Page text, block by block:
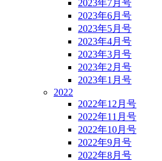
2023年7月号
2023年6月号
2023年5月号
2023年4月号
2023年3月号
2023年2月号
2023年1月号
2022
2022年12月号
2022年11月号
2022年10月号
2022年9月号
2022年8月号